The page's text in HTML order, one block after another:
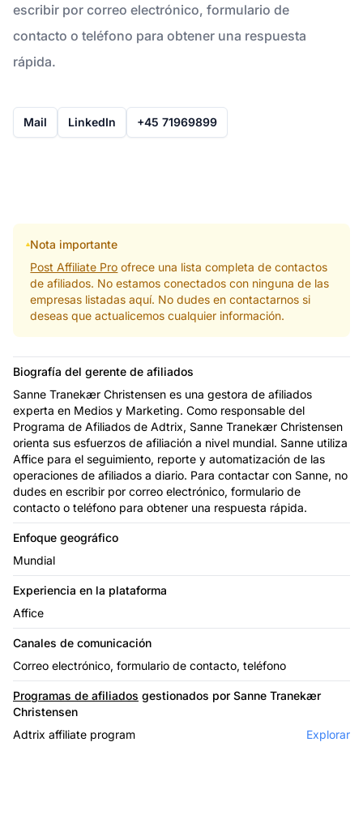
escribir por correo electrónico, formulario de
contacto o teléfono para obtener una respuesta
rápida.
Mail LinkedIn +45 71969899
Nota importante
Post Affiliate Pro ofrece una lista completa de contactos
de afiliados. No estamos conectados con ninguna de las
empresas listadas aquí. No dudes en contactarnos si
deseas que actualicemos cualquier información.
Biografía del gerente de afiliados
Sanne Tranekær Christensen es una gestora de afiliados
experta en Medios y Marketing. Como responsable del
Programa de Afiliados de Adtrix, Sanne Tranekær Christensen
orienta sus esfuerzos de afiliación a nivel mundial. Sanne utiliza
Affice para el seguimiento, reporte y automatización de las
operaciones de afiliados a diario. Para contactar con Sanne, no
dudes en escribir por correo electrónico, formulario de
contacto o teléfono para obtener una respuesta rápida.
Enfoque geográfico
Mundial
Experiencia en la plataforma
Affice
Canales de comunicación
Correo electrónico, formulario de contacto, teléfono
Programas de afiliados gestionados por Sanne Tranekær
Christensen
Adtrix affiliate program
Explorar